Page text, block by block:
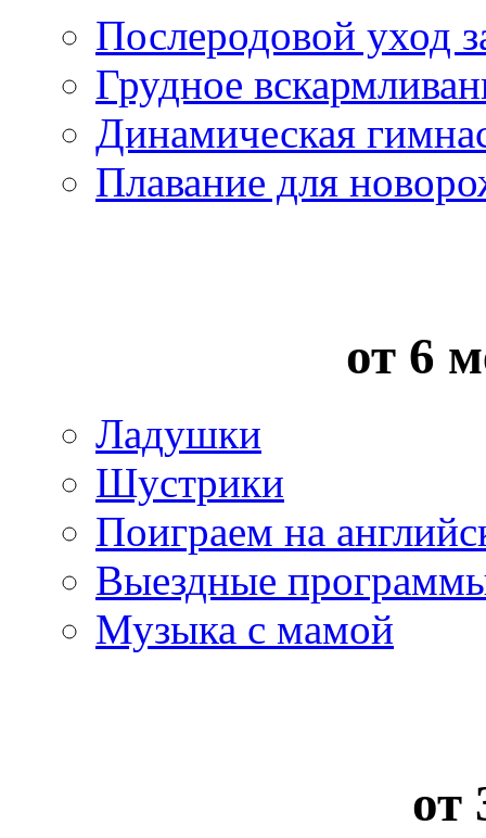
Послеродовой уход
Грудное
Динамическая
Плавание для
от 6
Ладушки
Шустрики
Поиграем на
Выездные
Музыка с мамой
от